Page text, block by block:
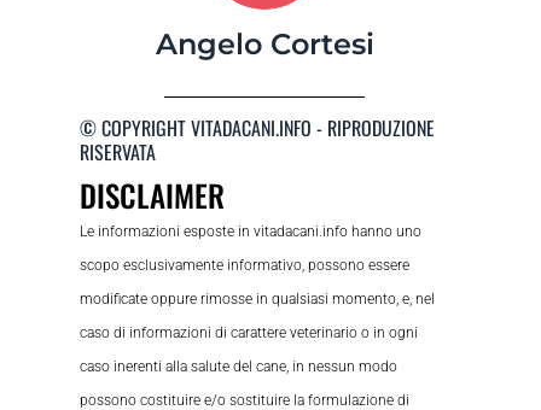
Angelo Cortesi
© COPYRIGHT VITADACANI.INFO - RIPRODUZIONE
RISERVATA
DISCLAIMER
Le informazioni esposte in vitadacani.info hanno uno
scopo esclusivamente informativo, possono essere
modificate oppure rimosse in qualsiasi momento, e, nel
caso di informazioni di carattere veterinario o in ogni
caso inerenti alla salute del cane, in nessun modo
possono costituire e/o sostituire la formulazione di